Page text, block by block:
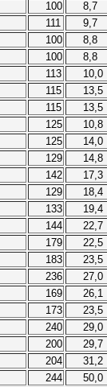
100
8,7
111 9,7
100
8,8
100
8,8
113 10,0
115
13,5
115
13,5
125 10,8
125
14,0
129
14,8
142 17,3
129
18,4
133
19,4
144 22,7
179
22,5
183
23,5
236 27,0
169
26,1
173
23,5
240 29,0
200
29,7
204
31,2
244 50,0